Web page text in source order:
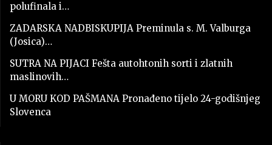
polufinala i…
ZADARSKA NADBISKUPIJA Preminula s. M. Valburga
(Josica)…
SUTRA NA PIJACI Fešta autohtonih sorti i zlatnih
maslinovih…
U MORU KOD PAŠMANA Pronađeno tijelo 24-godišnjeg
Slovenca